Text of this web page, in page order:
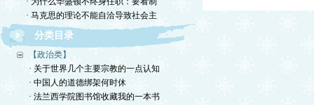
· 马克思的理论不能自洽导致社会主
分类目录
【政治类】
· 关于世界几个主要宗教的一点认知
· 中国人的道德绑架何时休
· 法兰西学院图书馆收藏我的一本书